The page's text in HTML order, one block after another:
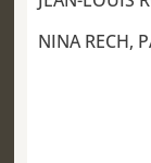
NINA RECH,